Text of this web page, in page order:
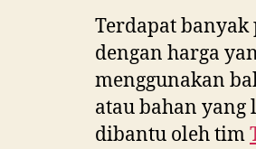
Terdapat
dengan harga
menggunakan
atau bahan
dibantu oleh tim